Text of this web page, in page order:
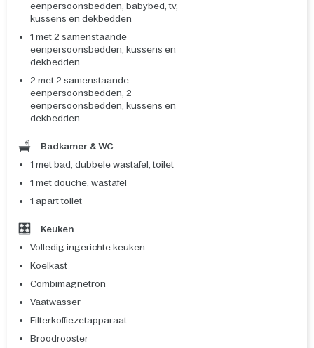
eenpersoonsbedden, babybed, tv,
kussens en dekbedden
1 met 2 samenstaande
eenpersoonsbedden, kussens en
dekbedden
2 met 2 samenstaande
eenpersoonsbedden, 2
eenpersoonsbedden, kussens en
dekbedden
Badkamer & WC
1 met bad, dubbele wastafel, toilet
1 met douche, wastafel
1 apart toilet
Keuken
Volledig ingerichte keuken
Koelkast
Combimagnetron
Vaatwasser
Filterkoffiezetapparaat
Broodrooster